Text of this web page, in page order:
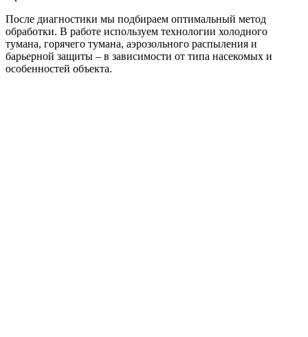
После диагностики мы подбираем оптимальный метод
обработки. В работе используем технологии холодного
тумана, горячего тумана, аэрозольного распыления и
барьерной защиты – в зависимости от типа насекомых и
особенностей объекта.